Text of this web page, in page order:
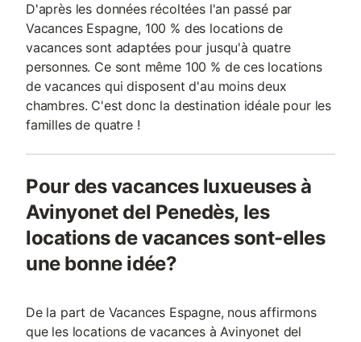
D'après les données récoltées l'an passé par
Vacances Espagne, 100 % des locations de
vacances sont adaptées pour jusqu'à quatre
personnes. Ce sont même 100 % de ces locations
de vacances qui disposent d'au moins deux
chambres. C'est donc la destination idéale pour les
familles de quatre !
Pour des vacances luxueuses à
Avinyonet del Penedès, les
locations de vacances sont-elles
une bonne idée?
De la part de Vacances Espagne, nous affirmons
que les locations de vacances à Avinyonet del